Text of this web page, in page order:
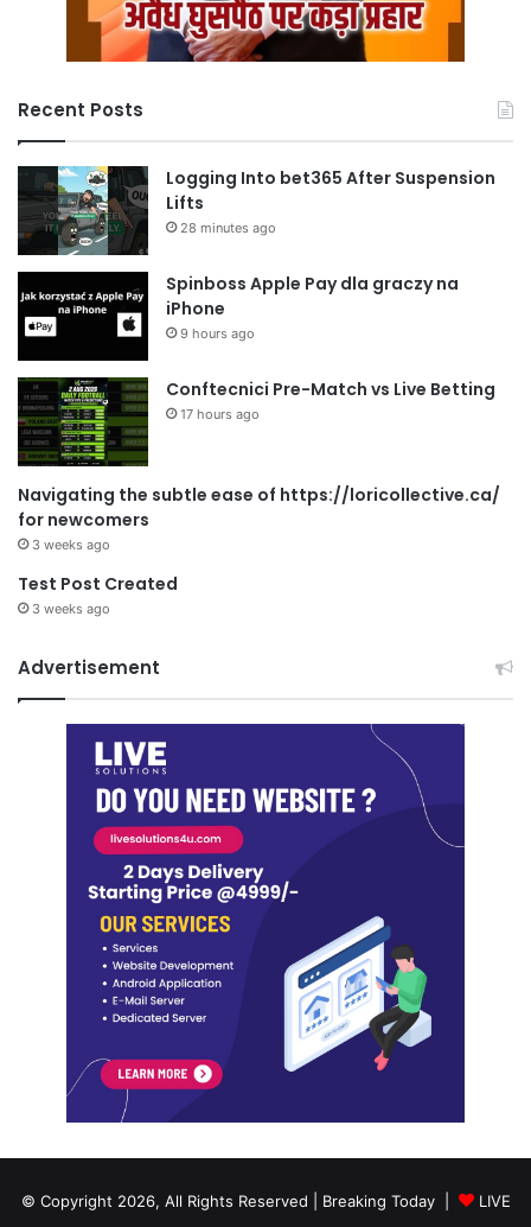
Recent Posts
Logging Into bet365 After Suspension
Lifts
28 minutes ago
Spinboss Apple Pay dla graczy na
iPhone
9 hours ago
Conftecnici Pre-Match vs Live Betting
17 hours ago
Navigating the subtle ease of https://loricollective.ca/
for newcomers
3 weeks ago
Test Post Created
3 weeks ago
Advertisement
© Copyright 2026, All Rights Reserved | Breaking Today | LIVE